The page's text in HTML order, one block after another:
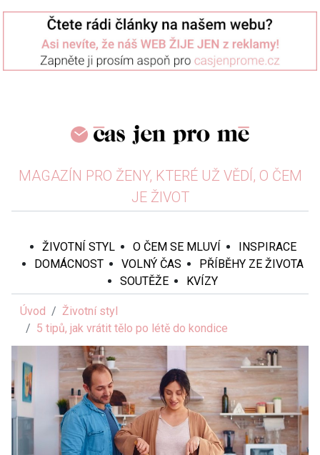
MAGAZÍN PRO ŽENY, KTERÉ UŽ VĚDÍ, O ČEM
JE ŽIVOT
ŽIVOTNÍ STYL O ČEM SE MLUVÍ
INSPIRACE
DOMÁCNOST
VOLNÝ ČAS
PŘÍBĚHY ZE ŽIVOTA
SOUTĚŽE
KVÍZY
Úvod
Životní styl
5 tipů, jak vrátit tělo po létě do kondice